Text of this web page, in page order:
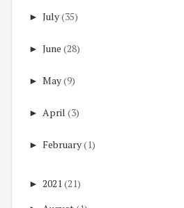
► July(35)
► June (28)
► May(9)
► April (3)
► February(1)
► 2021(21)